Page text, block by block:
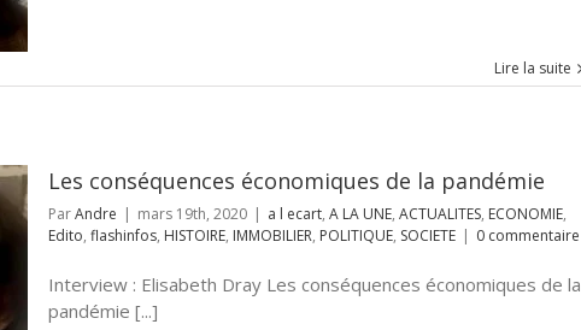
Lire la suite
Les conséquences économiques de la pandémie
ParAndre | mars 19th, 2020 | a l ecart, A LA UNE, ACTUALITES, ECONOMIE,
Edito, flashinfos, HISTOIRE, IMMOBILIER, POLITIQUE, SOCIETE | 0 commentaire
Interview : Elisabeth Dray Les conséquences économiques de la
pandémie [...]